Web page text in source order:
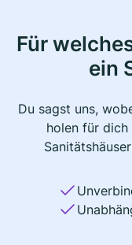
Für
ein
Du sagst uns,
holen für